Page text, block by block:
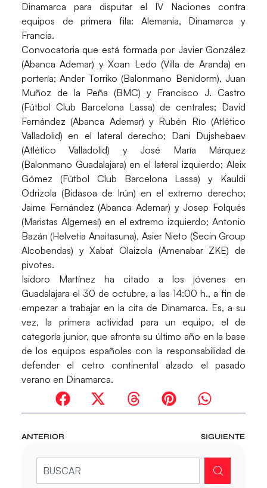
Dinamarca para disputar el IV Naciones contra
equipos de primera fila: Alemania, Dinamarca y
Francia.
Convocatoria que está formada por Javier González
(Abanca Ademar) y Xoan Ledo (Villa de Aranda) en
portería; Ander Torriko (Balonmano Benidorm), Juan
Muñoz de la Peña (BMC) y Francisco J. Castro
(Fútbol Club Barcelona Lassa) de centrales; David
Fernández (Abanca Ademar) y Rubén Río (Atlético
Valladolid) en el lateral derecho; Dani Dujshebaev
(Atlético Valladolid) y José María Márquez
(Balonmano Guadalajara) en el lateral izquierdo; Aleix
Gómez (Fútbol Club Barcelona Lassa) y Kauldi
Odrizola (Bidasoa de Irún) en el extremo derecho;
Jaime Fernández (Abanca Ademar) y Josep Folqués
(Maristas Algemesí) en el extremo izquierdo; Antonio
Bazán (Helvetia Anaitasuna), Asier Nieto (Secin Group
Alcobendas) y Xabat Olaizola (Amenabar ZKE) de
pivotes.
Isidoro Martínez ha citado a los jóvenes en
Guadalajara el 30 de octubre, a las 14:00 h., a fin de
empezar a trabajar en la cita de Dinamarca. Es, a su
vez, la primera actividad para un equipo, el de
categoría junior, que afronta su último año en la base
de los equipos españoles con la responsabilidad de
defender el cetro continental alzado el pasado
verano en Dinamarca.
ANTERIOR SIGUIENTE